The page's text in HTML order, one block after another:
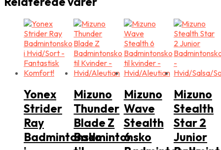
Yonex
Strider
Ray
Badmintonsko
Mizuno
Thunder
Blade Z
Badmintonsko
Mizuno
Wave
Stealth
6
Mizuno
Stealth
Star 2
Junior